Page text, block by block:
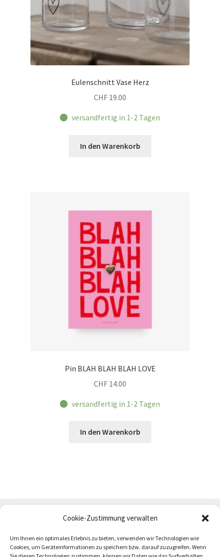
Cookie-Zustimmung verwalten
Um Ihnen ein optimales Erlebnis zu bieten, verwenden wir Technologien wie
Cookies, um Geräteinformationen zu speichern bzw. darauf zuzugreifen. Wenn
Eulenschnitt Vase Herz
CHF 19.00
versandfertig in 1-2 Tagen
In den Warenkorb
Pin BLAH BLAH BLAH LOVE
CHF 14.00
versandfertig in 1-2 Tagen
In den Warenkorb